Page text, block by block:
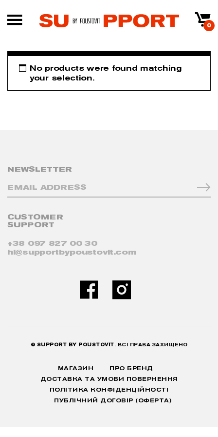
0
No products were found matching
your selection.
NEWSLETTER
CUSTOMER
SUPPORT
+38 097 827 00 30
hi@supportbypoustovit.com
© SUPPORT BY POUSTOVIT. ВСІ ПРАВА ЗАХИЩЕНО
МАГАЗИН
ПРО БРЕНД
ДОСТАВКА ТА УМОВИ ПОВЕРНЕННЯ
ПОЛІТИКА КОНФІДЕНЦІЙНОСТІ
ПУБЛІЧНИЙ ДОГОВІР (ОФЕРТА)